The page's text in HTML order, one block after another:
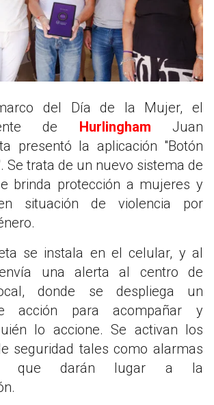
de Hurlingham Juan
presentó la aplicación "Botón
Se trata de un nuevo sistema de
brinda protección a mujeres y
situación de violencia por
se instala en el celular, y al
envía una alerta al centro de
donde se despliega un
acción para acompañar y
lo accione. Se activan los
seguridad tales como alarmas
que darán lugar a la